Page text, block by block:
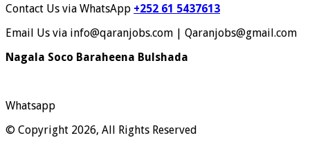
Contact Us via WhatsApp +252 61 5437613
Email Us via info@qaranjobs.com | Qaranjobs@gmail.com
Nagala Soco Baraheena Bulshada
Whatsapp
© Copyright 2026, All Rights Reserved